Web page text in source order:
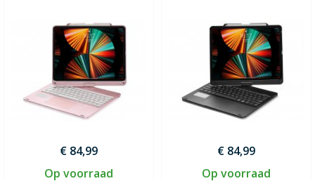
€ 84,99
Op voorraad
€ 84,99
Op voorraad